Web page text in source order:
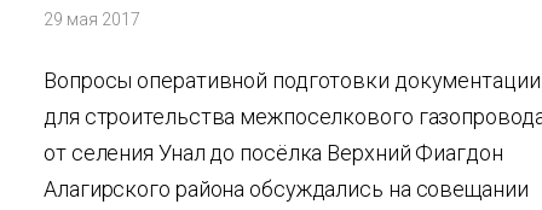
29 мая 2017
Вопросы оперативной подготовки документации
для строительства межпоселкового
от селения Унал до посёлка Верхний Фиагдон
Алагирского района обсуждались на совещании